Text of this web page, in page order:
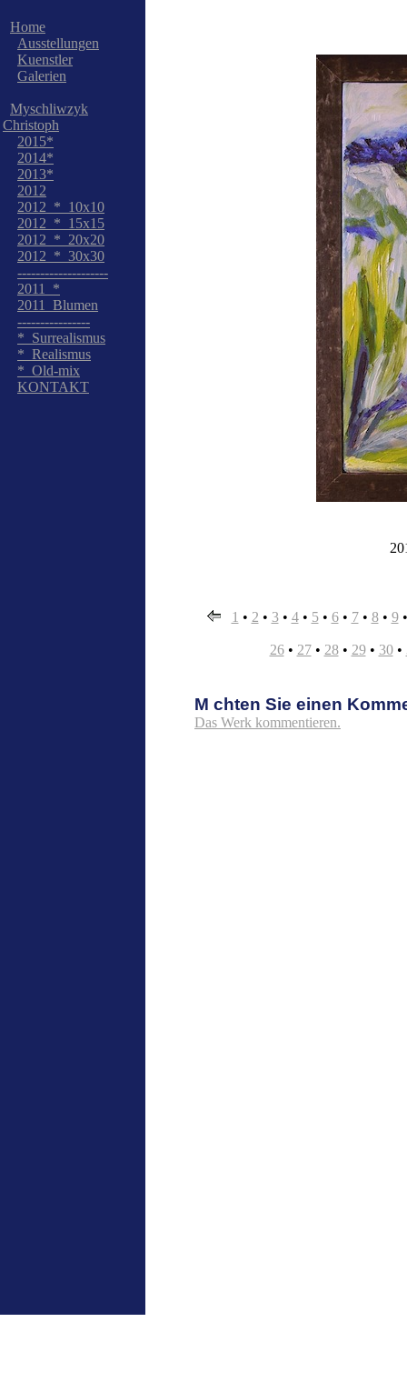
Home
Ausstellungen
Kuenstler
Galerien
Myschliwzyk
Christoph
2015*
2014*
2013*
2012
2012_*_10x10
2012_*_15x15
2012_*_20x20
2012_*_30x30
--------------------
2011_*
2011_Blumen
----------------
*_Surrealismus
*_Realismus
*_Old-mix
KONTAKT
1 • 2 • 3• 4• 5• 6• 7• 8• 9
26• 27• 28• 29• 30•
M chten Sie einen
Das Werk kommentieren.